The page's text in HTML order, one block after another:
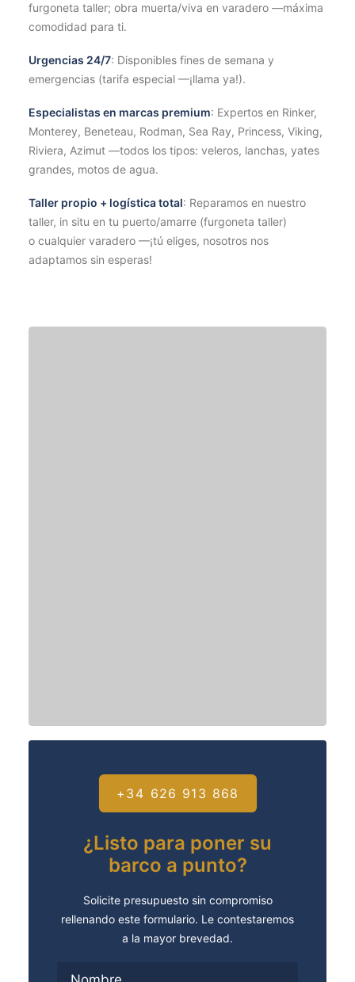
furgoneta taller; obra muerta/viva en varadero —máxima
comodidad para ti.
Urgencias 24/7: Disponibles fines de semana y
emergencias (tarifa especial —¡llama ya!).
Especialistas en marcas premium: Expertos en Rinker,
Monterey, Beneteau, Rodman, Sea Ray, Princess, Viking,
Riviera, Azimut —todos los tipos: veleros, lanchas, yates
grandes, motos de agua.
Taller propio + logística total: Reparamos en nuestro
taller, in situ en tu puerto/amarre (furgoneta taller)
o cualquier varadero —¡tú eliges, nosotros nos
adaptamos sin esperas!
+34 626 913 868
¿Listo para poner su
barco a punto?
Solicite presupuesto sin compromiso
rellenando este formulario. Le contestaremos
a la mayor brevedad.